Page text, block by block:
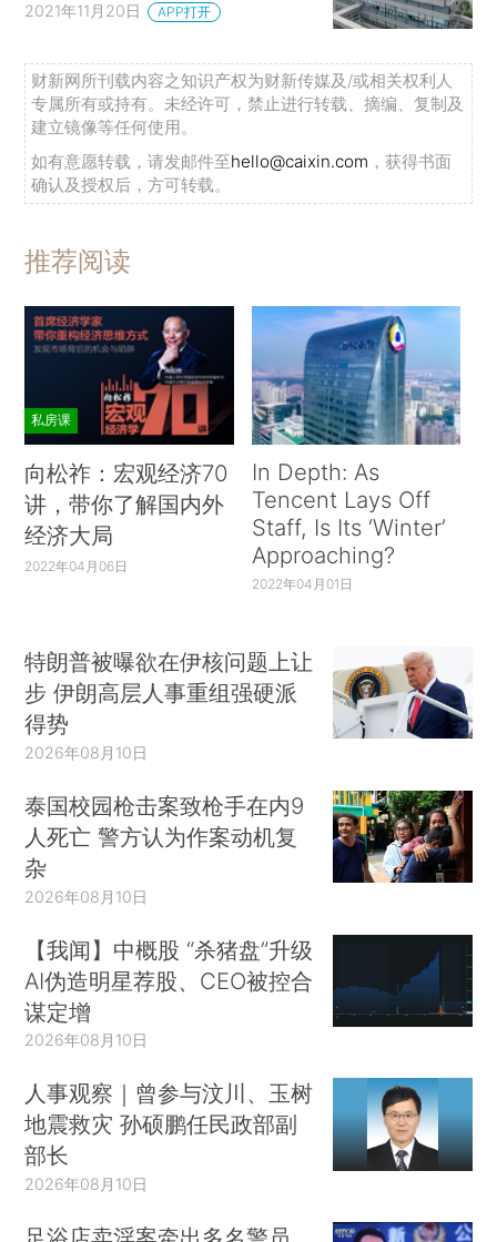
2021年11月20日 APP打开
财新网所刊载内容之知识产权为财新传媒及/或相关权利人
专属所有或持有。未经许可，禁止进行转载、摘编、复制及
建立镜像等任何使用。
如有意愿转载，请发邮件至hello@caixin.com ，获得书面
确认及授权后，方可转载。
推荐阅读
私房课
向松祚：宏观经济70
讲，带你了解国内外
经济大局
2022年04月06日
In Depth: As
Tencent Lays Off
Staff, Is Its ‘Winter’
Approaching?
2022年04月01日
特朗普被曝欲在伊核问题上让
步 伊朗高层人事重组强硬派
得势
2026年08月10日
泰国校园枪击案致枪手在内9
人死亡 警方认为作案动机复
杂
2026年08月10日
【我闻】中概股 “杀猪盘”升级
AI伪造明星荐股、CEO被控合
谋定增
2026年08月10日
人事观察｜曾参与汶川、玉树
地震救灾 孙硕鹏任民政部副
部长
2026年08月10日